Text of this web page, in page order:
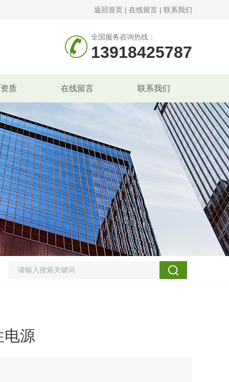
返回首页 | 在线留言 | 联系我们
全国服务咨询热线：
13918425787
质 在线留言 联系我们
电源